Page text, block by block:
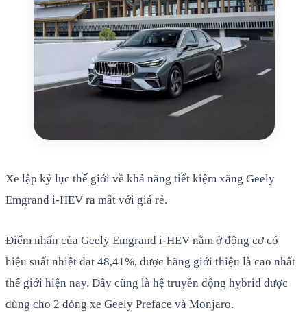
Xe lập kỷ lục thế giới về khả năng tiết kiệm xăng Geely
Emgrand i-HEV ra mắt với giá rẻ.
Điểm nhấn của Geely Emgrand i-HEV nằm ở động cơ có
hiệu suất nhiệt đạt 48,41%, được hãng giới thiệu là cao nhất
thế giới hiện nay. Đây cũng là hệ truyền động hybrid được
dùng cho 2 dòng xe Geely Preface và Monjaro.